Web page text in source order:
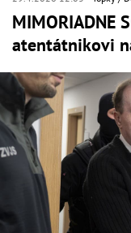
MIMORIADNE
atentátnikovi